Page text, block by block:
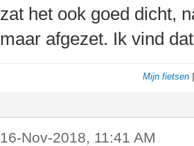
zat het ook goed dicht,
maar afgezet. Ik vind
Mijn fietsen
16-Nov-2018, 11:41 AM